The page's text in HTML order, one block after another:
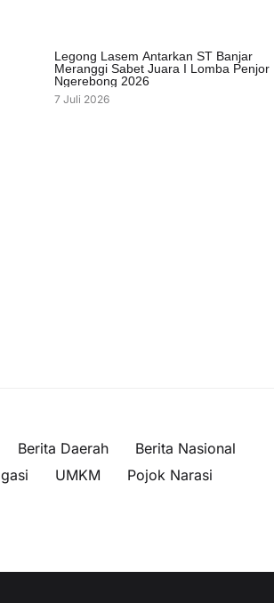
Legong Lasem Antarkan ST Banjar
Meranggi Sabet Juara I Lomba Penjor
Ngerebong 2026
7 Juli 2026
Berita Daerah
Berita Nasional
UMKM Pojok Narasi